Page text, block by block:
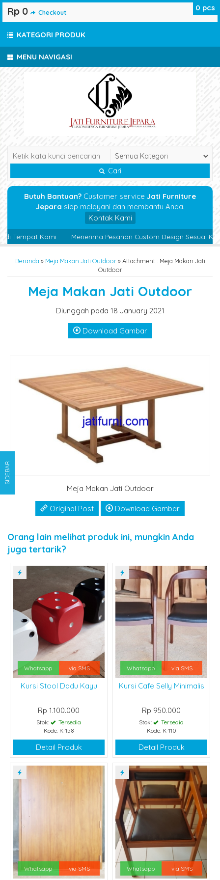
MENU NAVIGASI
Cari
Butuh Bantuan? Customer service Jati Furniture
Jepara siap melayani dan membantu Anda.
Kontak Kami
Tempat Kami Menerima Pesanan Custom Design Sesuai
Beranda » Meja Makan Jati Outdoor» Attachment : Meja Makan Jati
Outdoor
Meja Makan Jati Outdoor
Diunggah pada 18 January 2021
Download Gambar
Meja Makan Jati Outdoor
Original Post Download Gambar
Orang lain melihat produk ini, mungkin Anda
juga tertarik?
Whatsapp via SMS
Kursi Stool Dadu Kayu
Rp 1.100.000
Stok:
Tersedia
Kode: K-158
Detail Produk
Whatsapp via SMS
Kursi Cafe Selly Minimalis
Rp 950.000
Stok:
Tersedia
Kode: K-110
Detail Produk
Whatsapp via SMS Whatsapp via SMS
0 pcs
Rp 0 Checkout
KATEGORI PRODUK
SIDEBAR